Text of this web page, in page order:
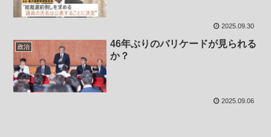
2025.09.30
政治
46年ぶりのバリケードが見られる
か？
2025.09.06